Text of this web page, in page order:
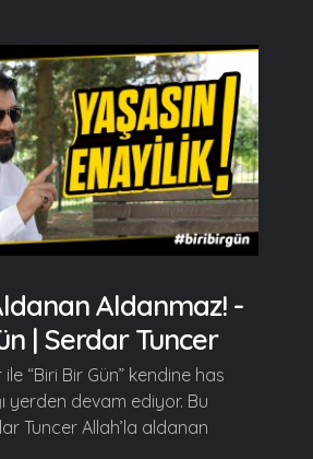
Aldanmaz! -
| Serdar Tuncer
“Biri Bir Gün” kendine has
yerden devam ediyor. Bu
Tuncer Allah’la aldanan